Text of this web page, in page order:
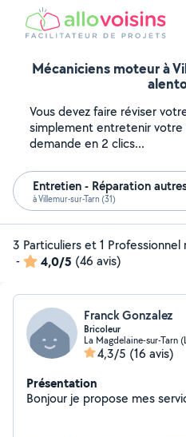
Mécaniciens moteur à
Vous devez faire réviser
simplement entretenir votre
demande en 2 clics...
Entretien - Réparation
à Villemur-sur-Tarn (31)
3 Particuliers et 1
-
4,0/5 (46 avis)
Franck Gonzalez
Bricoleur
La Magdelaine-sur-Tarn
4,3/5 (16 avis)
Présentation
Bonjour je propose mes